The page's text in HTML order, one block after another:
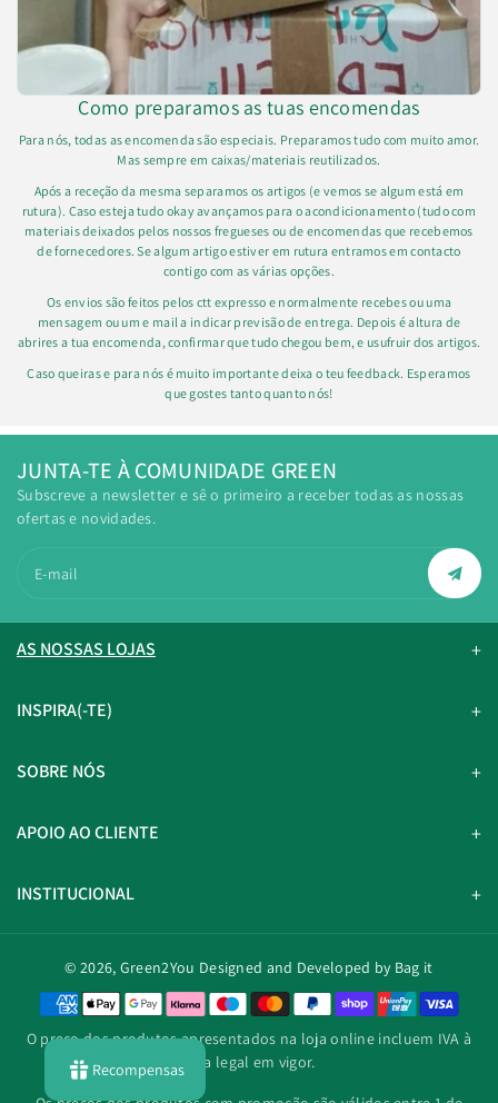
Como preparamos as tuas encomendas
Para nós, todas as encomenda são especiais. Preparamos tudo com muito amor.
Mas sempre em caixas/materiais reutilizados.
Após a receção da mesma separamos os artigos (e vemos se algum está em
rutura). Caso esteja tudo okay avançamos para o acondicionamento (tudo com
materiais deixados pelos nossos fregueses ou de encomendas que recebemos
de fornecedores. Se algum artigo estiver em rutura entramos em contacto
contigo com as várias opções.
Os envios são feitos pelos ctt expresso e normalmente recebes ou uma
mensagem ou um e mail a indicar previsão de entrega. Depois é altura de
abrires a tua encomenda, confirmar que tudo chegou bem, e usufruir dos artigos.
Caso queiras e para nós é muito importante deixa o teu feedback. Esperamos
que gostes tanto quanto nós!
JUNTA-TE À COMUNIDADE GREEN
Subscreve a newsletter e sê o primeiro a receber todas as nossas
ofertas e novidades.
E-mail
AS NOSSAS LOJAS
INSPIRA(-TE)
SOBRE NÓS
APOIO AO CLIENTE
INSTITUCIONAL
© 2026, Green2You Designed and Developed by Bag it
M
t
o
O preço dos produtos apresentados na loja online incluem IVA à
taxa legal em vigor.
Recompensas